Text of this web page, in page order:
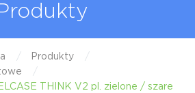
Produkty
THINK V2 pl. zielone / szare